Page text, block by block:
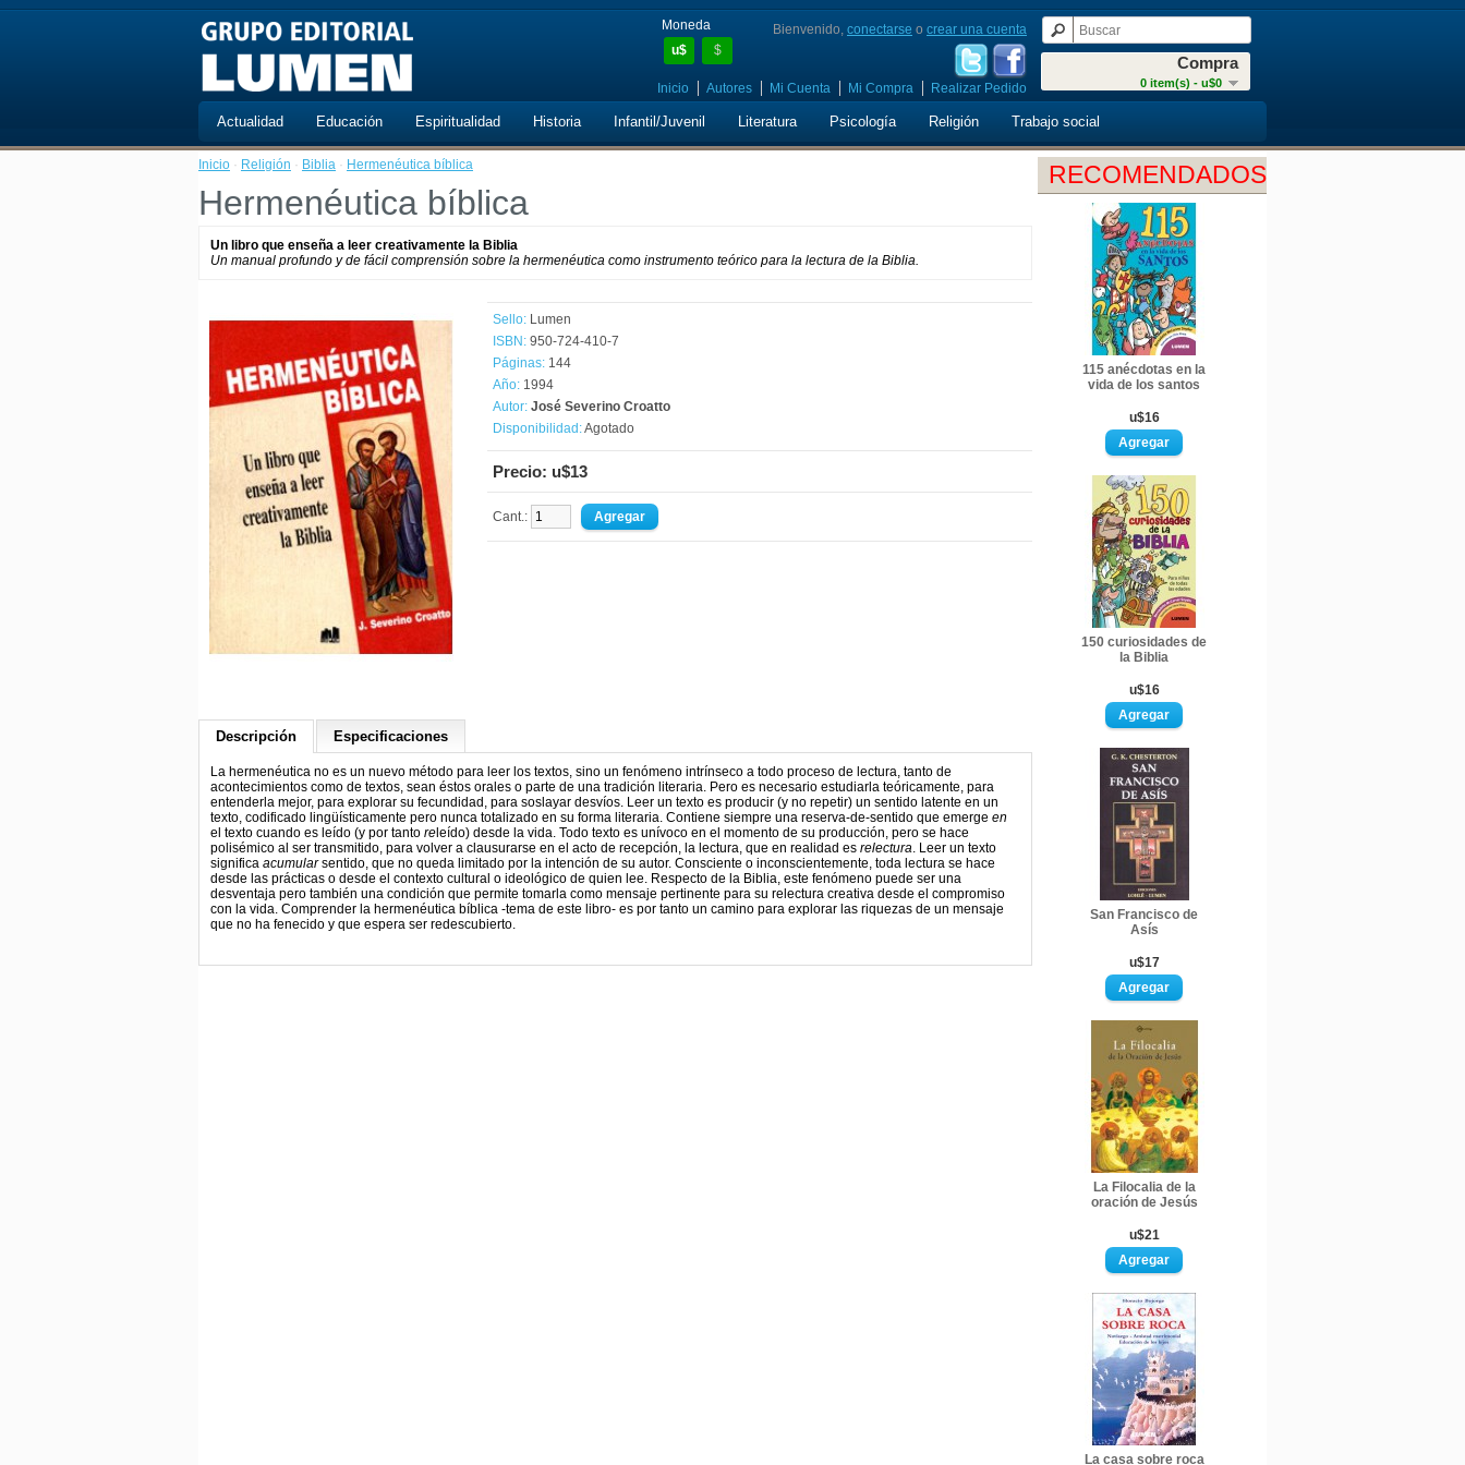
Moneda
u$
$
Compra
0 item(s) - u$0
Bienvenido, conectarse o crear una cuenta
Inicio Autores Mi Cuenta Mi Compra Realizar Pedido
Actualidad Educación Espiritualidad Historia Infantil/Juvenil Literatura Psicología Religión Trabajo social
RECOMENDADOS
115 anécdotas en la
vida de los santos
u$16
150 curiosidades de
la Biblia
u$16
San Francisco de
Asís
u$17
La Filocalia de la
oración de Jesús
u$21
La casa sobre roca
Inicio · Religión · Biblia · Hermenéutica bíblica
Hermenéutica bíblica
Un libro que enseña a leer creativamente la Biblia
Un manual profundo y de fácil comprensión sobre la hermenéutica como instrumento teórico para la lectura de la Biblia.
Sello: Lumen
ISBN: 950-724-410-7
Páginas: 144
Año: 1994
Autor: José Severino Croatto
Disponibilidad:Agotado
Precio: u$13
Cant.:
Descripción Especificaciones
La hermenéutica no es un nuevo método para leer los textos, sino un fenómeno intrínseco a todo proceso de lectura, tanto de
acontecimientos como de textos, sean éstos orales o parte de una tradición literaria. Pero es necesario estudiarla teóricamente, para
entenderla mejor, para explorar su fecundidad, para soslayar desvíos. Leer un texto es producir (y no repetir) un sentido latente en un
texto, codificado lingüísticamente pero nunca totalizado en su forma literaria. Contiene siempre una reserva-de-sentido que emerge en
el texto cuando es leído (y por tanto re leído) desde la vida. Todo texto es unívoco en el momento de su producción, pero se hace
polisémico al ser transmitido, para volver a clausurarse en el acto de recepción, la lectura, que en realidad es relectura. Leer un texto
significa acumularsentido, que no queda limitado por la intención de su autor. Consciente o inconscientemente, toda lectura se hace
desde las prácticas o desde el contexto cultural o ideológico de quien lee. Respecto de la Biblia, este fenómeno puede ser una
desventaja pero también una condición que permite tomarla como mensaje pertinente para su relectura creativa desde el compromiso
con la vida. Comprender la hermenéutica bíblica -tema de este libro- es por tanto un camino para explorar las riquezas de un mensaje
que no ha fenecido y que espera ser redescubierto.